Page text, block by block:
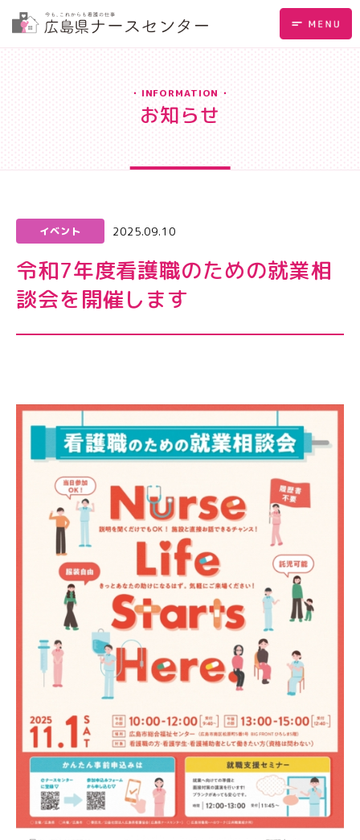
INFORMATION
お知らせ
イベント 2025.09.10
令和7年度看護職のための就業相
談会を開催します